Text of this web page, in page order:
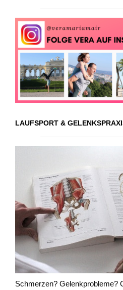
LAUFSPORT &
Schmerzen? Gelenkprobleme?